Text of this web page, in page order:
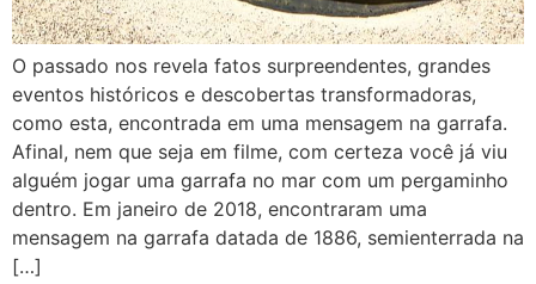
O passado nos revela fatos surpreendentes, grandes
eventos históricos e descobertas transformadoras,
como esta, encontrada em uma mensagem na garrafa.
Afinal, nem que seja em filme, com certeza você já viu
alguém jogar uma garrafa no mar com um pergaminho
dentro. Em janeiro de 2018, encontraram uma
mensagem na garrafa datada de 1886, semienterrada na
[…]